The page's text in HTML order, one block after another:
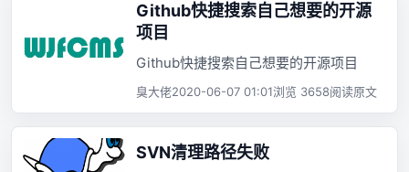
Github快捷搜索自己想要的开源
项目
Github快捷搜索自己想要的开源项目
臭大佬2020-06-07 01:01浏览 3658阅读原文
SVN清理路径失败